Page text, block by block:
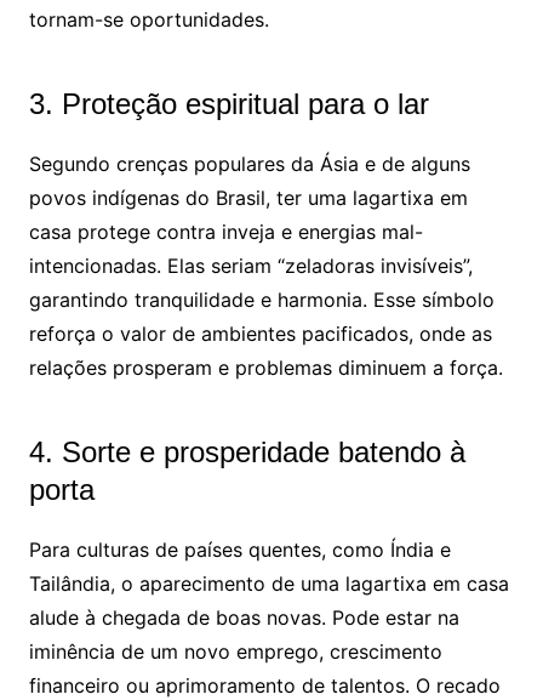
tornam-se oportunidades.
3. Proteção espiritual para o lar
Segundo crenças populares da Ásia e de alguns
povos indígenas do Brasil, ter uma lagartixa em
casa protege contra inveja e energias mal-
intencionadas. Elas seriam “zeladoras invisíveis”,
garantindo tranquilidade e harmonia. Esse símbolo
reforça o valor de ambientes pacificados, onde as
relações prosperam e problemas diminuem a força.
4. Sorte e prosperidade batendo à
porta
Para culturas de países quentes, como Índia e
Tailândia, o aparecimento de uma lagartixa em casa
alude à chegada de boas novas. Pode estar na
iminência de um novo emprego, crescimento
financeiro ou aprimoramento de talentos. O recado